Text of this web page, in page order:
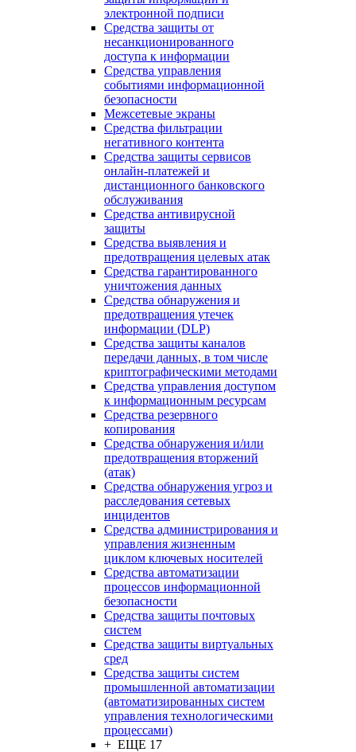
электронной подписи
Средства защиты от
несанкционированного
доступа к информации
Средства управления
событиями информационной
безопасности
Межсетевые экраны
Средства фильтрации
негативного контента
Средства защиты сервисов
онлайн-платежей и
дистанционного банковского
обслуживания
Средства антивирусной
защиты
Средства выявления и
предотвращения целевых атак
Средства гарантированного
уничтожения данных
Средства обнаружения и
предотвращения утечек
информации (DLP)
Средства защиты каналов
передачи данных, в том числе
криптографическими методами
Средства управления доступом
к информационным ресурсам
Средства резервного
копирования
Средства обнаружения и/или
предотвращения вторжений
(атак)
Средства обнаружения угроз и
расследования сетевых
инцидентов
Средства администрирования и
управления жизненным
циклом ключевых носителей
Средства автоматизации
процессов информационной
безопасности
Средства защиты почтовых
систем
Средства защиты виртуальных
сред
Средства защиты систем
промышленной автоматизации
(автоматизированных систем
управления технологическими
процессами)
+ ЕЩЕ 17